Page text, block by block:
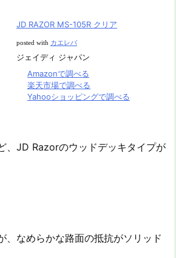
JD RAZOR MS-105R クリア
posted with カエレバ
ジェイディ ジャパン
Amazonで調べる
楽天市場で調べる
Yahooショッピングで調べる
、JD Razorのウッドデッキタイプが
、なめらかな路面の抵抗がソリッド